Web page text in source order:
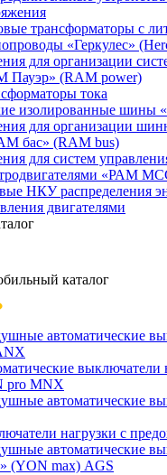
трансформаторы с
«Геркулес»
для организации
Пауэр» (RAM power)
тока
изолированные шины
для организации
бас» (RAM bus)
для систем
«РАМ
НКУ распределения
двигателями
каталог
автоматические
выключатели
pro MNX
автоматические
нагрузки с
автоматические
(YON max) AGS